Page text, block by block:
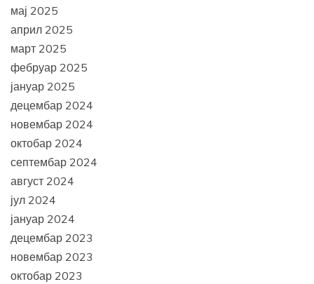
мај 2025
април 2025
март 2025
фебруар 2025
јануар 2025
децембар 2024
новембар 2024
октобар 2024
септембар 2024
август 2024
јул 2024
јануар 2024
децембар 2023
новембар 2023
октобар 2023